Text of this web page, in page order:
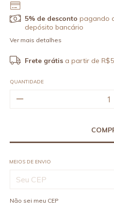
5% de desconto pagando
depósito bancário
Ver mais detalhes
Frete grátis a partir de
QUANTIDADE
MEIOS DE ENVIO
Não sei meu CEP